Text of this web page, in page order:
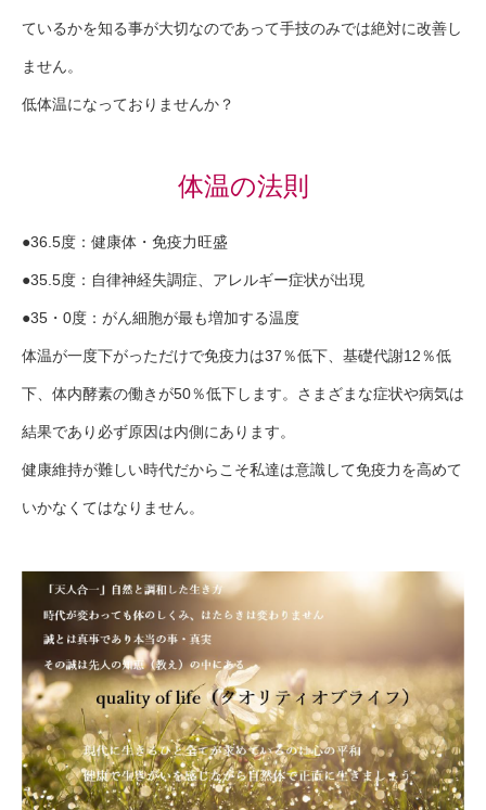
ているかを知る事が大切なのであって手技のみでは絶対に改善し
ません。
低体温になっておりませんか？
体温の法則
●36.5度：健康体・免疫力旺盛
●35.5度：自律神経失調症、アレルギー症状が出現
●35・0度：がん細胞が最も増加する温度
体温が一度下がっただけで免疫力は37％低下、基礎代謝12％低
下、体内酵素の働きが50％低下します。さまざまな症状や病気は
結果であり必ず原因は内側にあります。
健康維持が難しい時代だからこそ私達は意識して免疫力を高めて
いかなくてはなりません。